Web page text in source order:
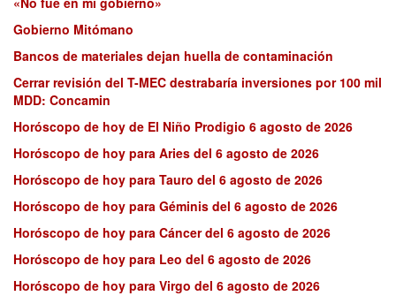
Gobierno Mitómano
Bancos de materiales dejan huella de contaminación
Cerrar revisión del T-MEC destrabaría inversiones por 100 mil
MDD: Concamin
Horóscopo de hoy de El Niño Prodigio 6 agosto de 2026
Horóscopo de hoy para Aries del 6 agosto de 2026
Horóscopo de hoy para Tauro del 6 agosto de 2026
Horóscopo de hoy para Géminis del 6 agosto de 2026
Horóscopo de hoy para Cáncer del 6 agosto de 2026
Horóscopo de hoy para Leo del 6 agosto de 2026
Horóscopo de hoy para Virgo del 6 agosto de 2026